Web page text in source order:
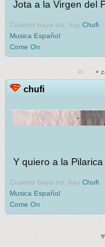
Jota a la Virgen del
Cuando haya sol, hay Chufi
Musica Español
Come On
•
chufi
Y quiero a la Pilarica
Cuando haya sol, hay Chufi
Musica Español
Come On